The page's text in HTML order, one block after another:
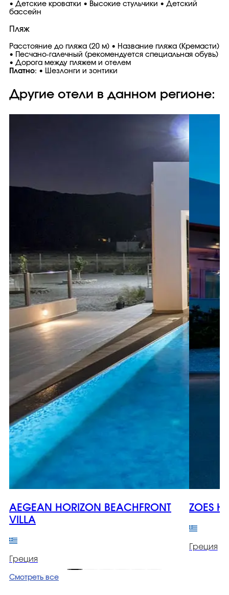
• Детские кроватки • Высокие стульчики • Детский
бассейн
Пляж
Расстояние до пляжа (20 м) • Название пляжа (Кремасти)
• Песчано-галечный (рекомендуется специальная обувь)
• Дорога между пляжем и отелем
Платно: • Шезлонги и зонтики
Другие отели в данном регионе:
AEGEAN HORIZON BEACHFRONT
VILLA
Греция
ZOES
Греция
Смотреть все